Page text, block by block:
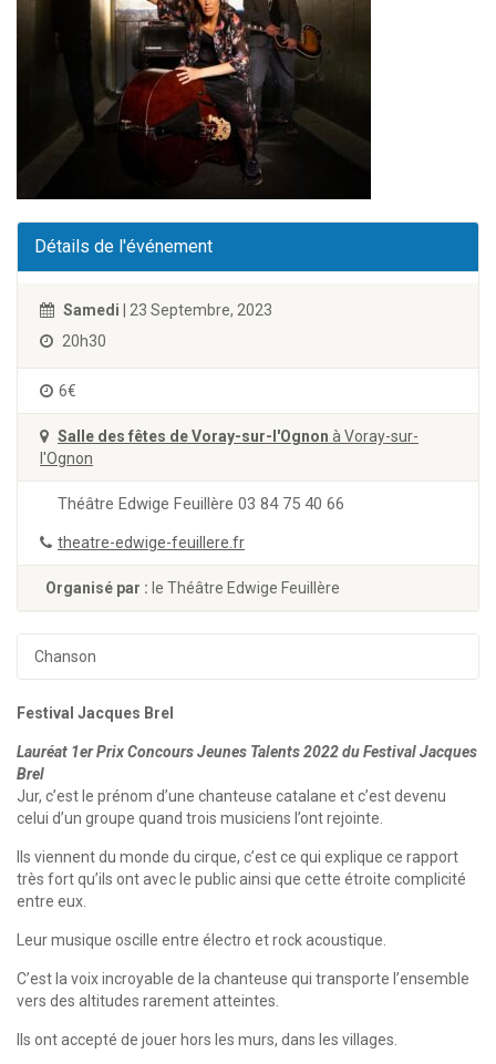
Détails de l'événement
Samedi | 23 Septembre, 2023
20h30
6€
Salle des fêtes de Voray-sur-l'Ognon à Voray-sur-
l'Ognon
Théâtre Edwige Feuillère 03 84 75 40 66
theatre-edwige-feuillere.fr
Organisé par : le Théâtre Edwige Feuillère
Chanson
Festival Jacques Brel
Lauréat 1er Prix Concours Jeunes Talents 2022 du Festival Jacques
Brel
Jur, c’est le prénom d’une chanteuse catalane et c’est devenu
celui d’un groupe quand trois musiciens l’ont rejointe.
Ils viennent du monde du cirque, c’est ce qui explique ce rapport
très fort qu’ils ont avec le public ainsi que cette étroite complicité
entre eux.
Leur musique oscille entre électro et rock acoustique.
C’est la voix incroyable de la chanteuse qui transporte l’ensemble
vers des altitudes rarement atteintes.
Ils ont accepté de jouer hors les murs, dans les villages.